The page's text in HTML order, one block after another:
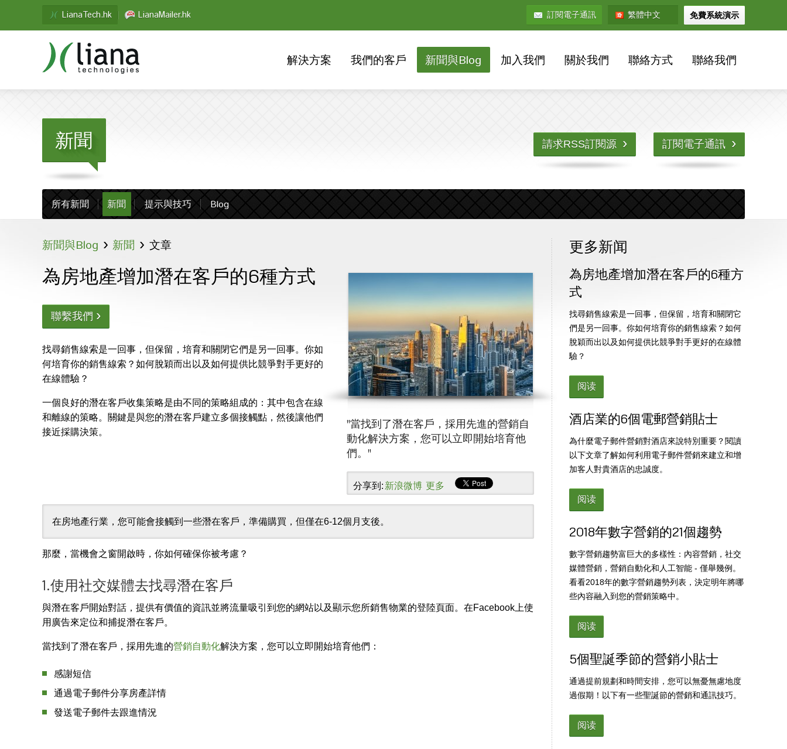
LianaTech.hk LianaMailer.hk 訂閱電子通訊 繁體中文 免費系統演示
解決方案 我們的客戶 新聞與Blog 加入我們 關於我們 聯絡方式 聯絡我們
訂閱電子通訊 ›
請求RSS訂閱源 ›
新聞
所有新聞 新聞 提示與技巧 Blog
新聞與Blog › 新聞 › 文章
為房地產增加潛在客戶的6種方式
聯繫我們 ›
當找到了潛在客戶，採用先進的營銷自
動化解決方案，您可以立即開始培育他
們。
分享到: 新浪微博 更多
找尋銷售線索是一回事，但保留，培育和關閉它們是另一回事。你如
何培育你的銷售線索？如何脫穎而出以及如何提供比競爭對手更好的
在線體驗？
一個良好的潛在客戶收集策略是由不同的策略組成的：其中包含在線
和離線的策略。關鍵是與您的潛在客戶建立多個接觸點，然後讓他們
接近採購決策。
在房地產行業，您可能會接觸到一些潛在客戶，準備購買，但僅在6-12個月支後。
那麼，當機會之窗開啟時，你如何確保你被考慮？
1.使用社交媒體去找尋潛在客戶
與潛在客戶開始對話，提供有價值的資訊並將流量吸引到您的網站以及顯示您所銷售物業的登陸頁面。在Facebook上使
用廣告來定位和捕捉潛在客戶。
當找到了潛在客戶，採用先進的營銷自動化解決方案，您可以立即開始培育他們：
感謝短信
通過電子郵件分享房產詳情
發送電子郵件去跟進情況
更多新闻
為房地產增加潛在客戶的6種方
式
找尋銷售線索是一回事，但保留，培育和關閉它
們是另一回事。你如何培育你的銷售線索？如何
脫穎而出以及如何提供比競爭對手更好的在線體
驗？
阅读
酒店業的6個電郵營銷貼士
為什麼電子郵件營銷對酒店來說特別重要？閱讀
以下文章了解如何利用電子郵件營銷來建立和增
加客人對貴酒店的忠誠度。
阅读
2018年數字營銷的21個趨勢
數字營銷趨勢富巨大的多樣性：內容營銷，社交
媒體營銷，營銷自動化和人工智能 - 僅舉幾例。
看看2018年的數字營銷趨勢列表，決定明年將哪
些內容融入到您的營銷策略中。
阅读
5個聖誕季節的營銷小貼士
通過提前規劃和時間安排，您可以無憂無慮地度
過假期！以下有一些聖誕節的營銷和通訊技巧。
阅读